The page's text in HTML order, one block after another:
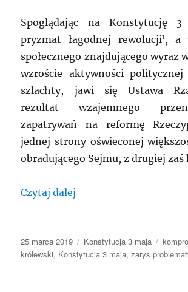
Spoglądając na Konstytucję
pryzmat łagodnej rewolucji1, a
społecznego znajdującego wyraz
wzroście aktywności politycznej
szlachty, jawi się Ustawa
rezultat wzajemnego
zapatrywań na reformę
jednej strony oświeconej
obradującego Sejmu, z drugiej zaś
Czytaj dalej
Data
publikacji
25 marca 2019 Kategorie
Konstytucja 3 maja Tagi
królewski, Konstytucja 3 maja,zarys